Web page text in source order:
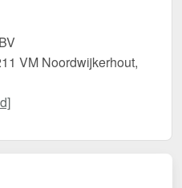
VM Noordwijkerhout,